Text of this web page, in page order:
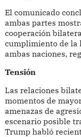
El comunicado
ambas partes
cooperación
cumplimiento de la
ambas naciones,
Tensión
Las relaciones
momentos de
amenazas de
escenario posible
Trump habló